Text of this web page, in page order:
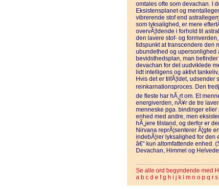
omtales ofte som devachan. I
Eksistensplanet og
vibrerende stof end
som lyksalighed, er mere
overvÃ¦ldende i forhold til
den lavere stof- og
tidspunkt at transcendere den
ubundethed og upersonlighed
bevidsthedsplan, man
devachan for det uudviklede
lidt intelligens og aktivt
Hvis det er tilfÃ¦ldet, udsender
reinkarnationsproces. Den
de fleste har hÃ¸rt om. Et
energiverden, nÃ¥r de tre
menneske pga. bindinger
enhed med andre, men
hÃ¸jere tilstand, og derfor er
Nirvana reprÃ¦senterer Ã¦gte
indebÃ¦rer lyksalighed for den
â€“ kun altomfattende enhed.
Devachan, Himmel og
Se alle ord begyndende med H
a b c d e f g h i j k m n o p q r s